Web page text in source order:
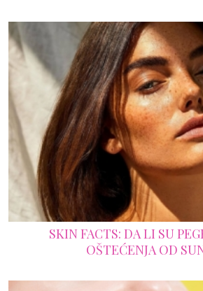
SKIN FACTS: DA LI SU
OŠTEĆENJA OD